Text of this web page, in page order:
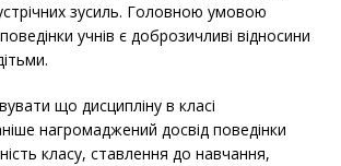
зусиль. Головною умовою
учнів є доброзичливі відносини
що дисципліну в класі
нагромаджений досвід поведінки
класу, ставлення до навчання,